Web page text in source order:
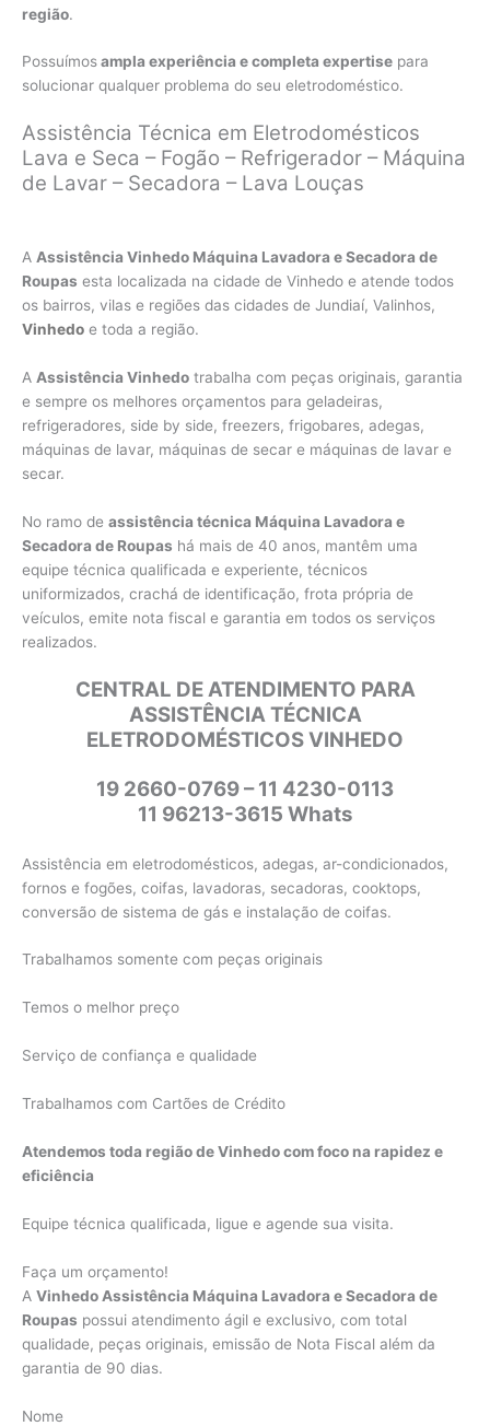
região.
Possuímosampla experiência e completa expertise para
solucionar qualquer problema do seu eletrodoméstico.
Assistência Técnica em Eletrodomésticos
Lava e Seca – Fogão – Refrigerador – Máquina
de Lavar – Secadora – Lava Louças
A Assistência Vinhedo Máquina Lavadora e Secadora de
Roupas esta localizada na cidade de Vinhedo e atende todos
os bairros, vilas e regiões das cidades de Jundiaí, Valinhos,
Vinhedo e toda a região.
A Assistência Vinhedo trabalha com peças originais, garantia
e sempre os melhores orçamentos para geladeiras,
refrigeradores, side by side, freezers, frigobares, adegas,
máquinas de lavar, máquinas de secar e máquinas de lavar e
secar.
No ramo de assistência técnica Máquina Lavadora e
Secadora de Roupas há mais de 40 anos, mantêm uma
equipe técnica qualificada e experiente, técnicos
uniformizados, crachá de identificação, frota própria de
veículos, emite nota fiscal e garantia em todos os serviços
realizados.
CENTRAL DE ATENDIMENTO PARA
ASSISTÊNCIA TÉCNICA
ELETRODOMÉSTICOS VINHEDO
19 2660-0769 – 11 4230-0113
11 96213-3615 Whats
Assistência em eletrodomésticos, adegas, ar-condicionados,
fornos e fogões, coifas, lavadoras, secadoras, cooktops,
conversão de sistema de gás e instalação de coifas.
Trabalhamos somente com peças originais
Temos o melhor preço
Serviço de confiança e qualidade
Trabalhamos com Cartões de Crédito
Atendemos toda região de Vinhedo com foco na rapidez e
eficiência
Equipe técnica qualificada, ligue e agende sua visita.
Faça um orçamento!
A Vinhedo Assistência Máquina Lavadora e Secadora de
Roupas possui atendimento ágil e exclusivo, com total
qualidade, peças originais, emissão de Nota Fiscal além da
garantia de 90 dias.
Nome